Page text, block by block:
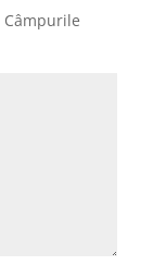
Câmpurile